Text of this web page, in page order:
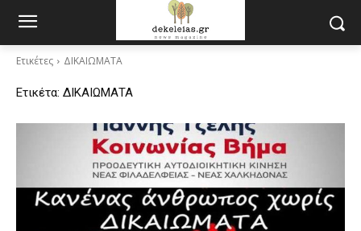
Ετικέτες ΔΙΚΑΙΩΜΑΤΑ
Ετικέτα: ΔΙΚΑΙΩΜΑΤΑ